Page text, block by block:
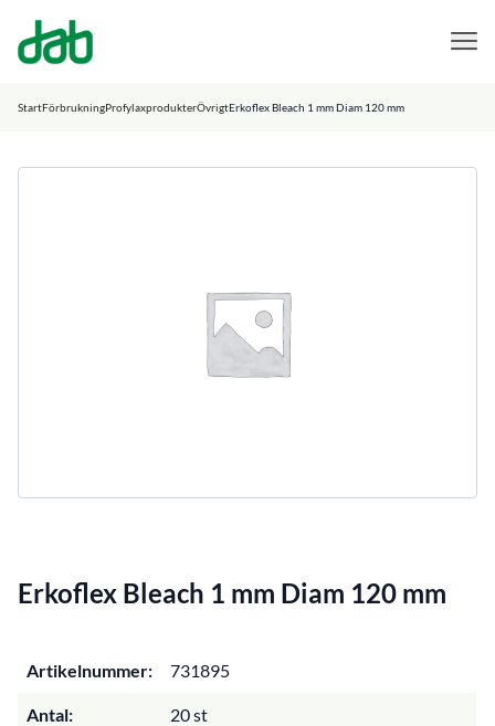
DAB Dental
StartFörbrukningProfylaxprodukterÖvrigtErkoflex Bleach 1 mm Diam 120 mm
Erkoflex Bleach 1 mm Diam 120 mm
Artikelnummer: 731895
Antal: 20 st